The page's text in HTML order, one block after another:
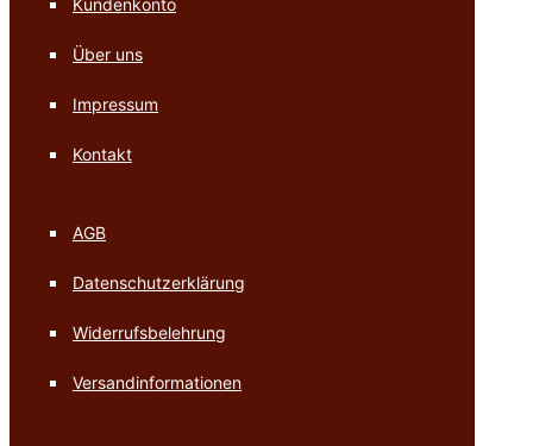
Über uns
Impressum
Kontakt
AGB
Datenschutzerklärung
Widerrufsbelehrung
Versandinformationen